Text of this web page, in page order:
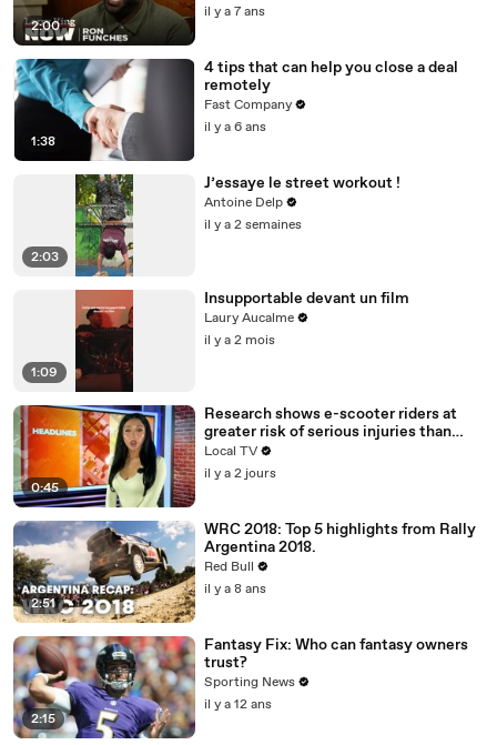
2:00
il y a 7 ans
1:38
4 tips that can help you close a deal
remotely
Fast Company
il y a 6 ans
2:03
J’essaye le street workout !
Antoine Delp
il y a 2 semaines
1:09
Insupportable devant un film
Laury Aucalme
il y a 2 mois
0:45
Research shows e-scooter riders at
greater risk of serious injuries than
cyclists and motorcyclists
Local TV
il y a 2 jours
2:51
WRC 2018: Top 5 highlights from Rally
Argentina 2018.
Red Bull
il y a 8 ans
2:15
Fantasy Fix: Who can fantasy owners
trust?
Sporting News
il y a 12 ans